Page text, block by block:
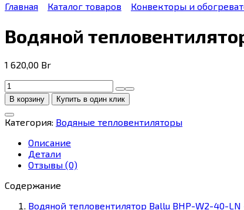
Главная Каталог товаров Конвекторы и
Водяной
1 620,00 Br
Количество
товара
Водяной
тепловентилятор
Ballu
BHP-
W2-
40-
В корзину Купить в один клик
Категория: Водяные тепловентиляторы
Описание
Детали
Отзывы (0)
Содержание
Водяной тепловентилятор Ballu BHP-W2-40-